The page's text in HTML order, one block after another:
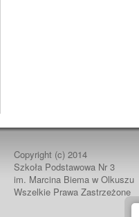
Copyright (c) 2014
Szkoła Podstawowa Nr 3
im. Marcina Biema w Olkuszu
Wszelkie Prawa Zastrzeżone